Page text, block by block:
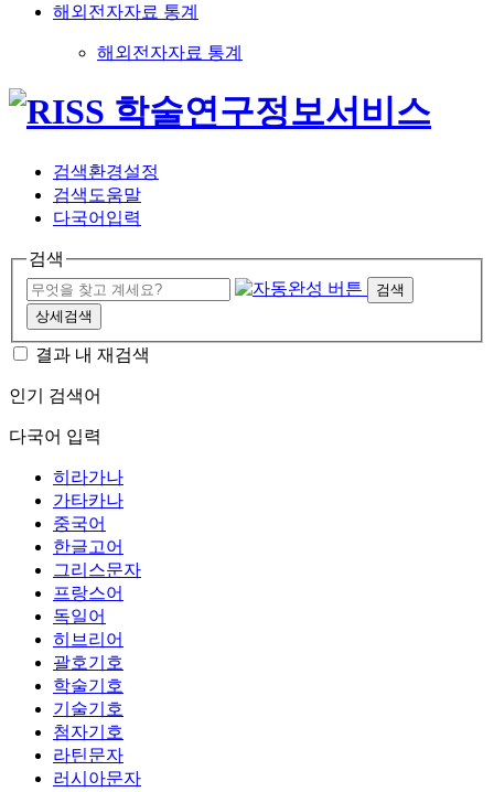
해외전자자료 통계
해외전자자료 통계
검색환경설정
검색도움말
다국어입력
검색
검색
상세검색
결과 내 재검색
인기 검색어
다국어 입력
히라가나
가타카나
중국어
한글고어
그리스문자
프랑스어
독일어
히브리어
괄호기호
학술기호
기술기호
첨자기호
라틴문자
러시아문자